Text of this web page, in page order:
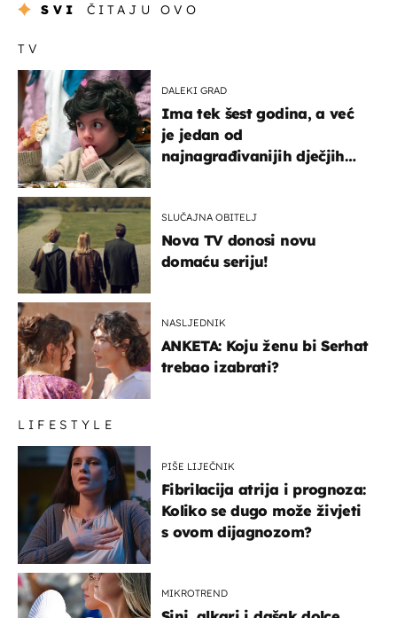
SVI ČITAJU OVO
TV
DALEKI GRAD
Ima tek šest godina, a već
je jedan od
najnagrađivanijih dječjih
SLUČAJNA OBITELJ
Nova TV donosi novu
domaću seriju!
NASLJEDNIK
ANKETA: Koju ženu bi Serhat
trebao izabrati?
LIFESTYLE
PIŠE LIJEČNIK
Fibrilacija atrija i prognoza:
Koliko se dugo može živjeti
s ovom dijagnozom?
MIKROTREND